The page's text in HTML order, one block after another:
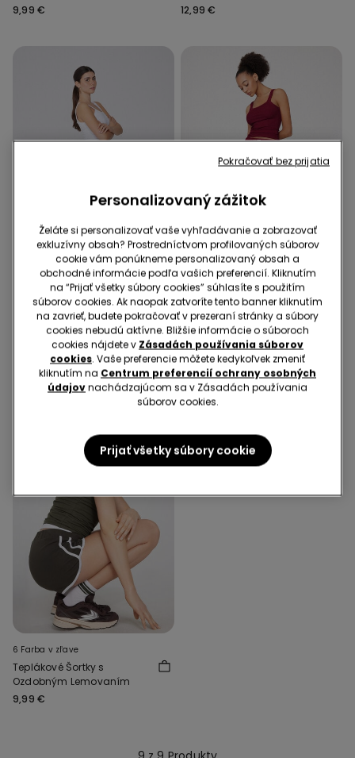
9,99 €
12,99 €
6 Farba v zľave
Teplákové Šortky s
Ozdobným Lemovaním
-50%
6 Farba v zľave
Teplákové Šortky s
Ozdobným Lemovaním
9,99 € 4,99 €-50%
6 Farba v zľave
Teplákové Šortky s
Ozdobným Lemovaním
9,99 €
Personalizovaný zážitok
Želáte si personalizovať vaše vyhľadávanie a zobrazovať
exkluzívny obsah? Prostredníctvom profilovaných súborov
cookie vám ponúkneme personalizovaný obsah a
obchodné informácie podľa vašich preferencií. Kliknutím
na “Prijať všetky súbory cookies” súhlasíte s použitím
súborov cookies. Ak naopak zatvoríte tento banner kliknutím
na zavrieť, budete pokračovať v prezeraní stránky a súbory
cookies nebudú aktívne. Bližšie informácie o súboroch
cookies nájdete v Zásadách používania súborov
cookies. Vaše preferencie môžete kedykoľvek zmeniť
kliknutím na Centrum preferencií ochrany osobných
údajovnachádzajúcom sa v Zásadách používania
súborov cookies.
Prijať všetky súbory cookie
Pokračovať bez prijatia